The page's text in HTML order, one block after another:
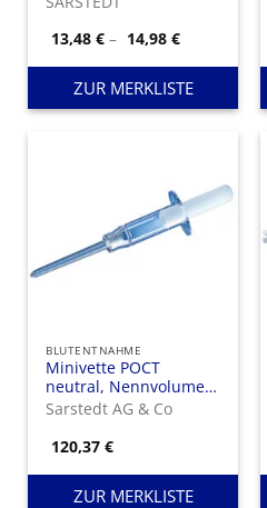
13,48€ – 14,98€Preisspanne:
bis
14,98 €
ZUR MERKLISTE
BLUTENTNAHME
Minivette POCT
neutral, Nennvolumen:
20 µl, weiß
Sarstedt AG & Co
120,37€
ZUR MERKLISTE